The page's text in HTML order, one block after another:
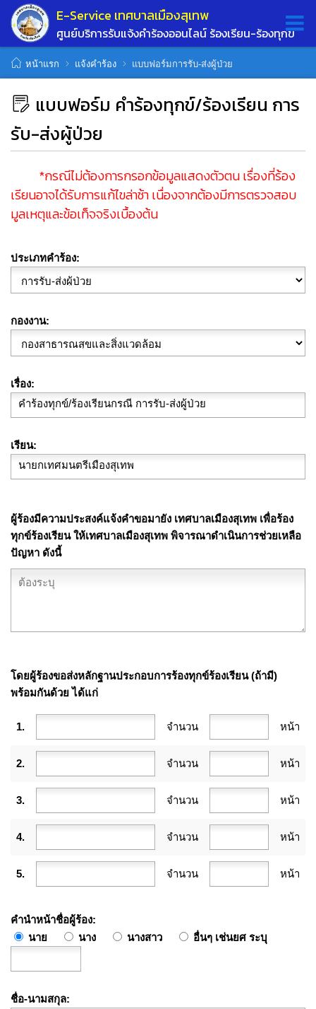
E-Service เทศบาลเมืองสุเทพ
ศูนย์บริการรับแจ้งคำร้องออนไลน์ ร้องเรียน-ร้องทุกข์
หน้าแรก แจ้งคำร้อง แบบฟอร์มการรับ-ส่งผู้ป่วย
แบบฟอร์ม คำร้องทุกข์/ร้องเรียน การ
รับ-ส่งผู้ป่วย
*กรณีไม่ต้องการกรอกข้อมูลแสดงตัวตน เรื่องที่ร้อง
เรียนอาจได้รับการแก้ไขล่าช้า เนื่องจากต้องมีการตรวจสอบ
มูลเหตุและข้อเท็จจริงเบื้องต้น
ประเภทคำร้อง
กองงาน
เรื่อง
เรียน
ผู้ร้องมีความประสงค์แจ้งคำขอมายัง เทศบาลเมืองสุเทพ เพื่อร้อง
ทุกข์ร้องเรียน ให้เทศบาลเมืองสุเทพ พิจารณาดำเนินการช่วยเหลือ
ปัญหา ดังนี้
โดยผู้ร้องขอส่งหลักฐานประกอบการร้องทุกข์ร้องเรียน (ถ้ามี)
พร้อมกันด้วย ได้แก่
1. จำนวน หน้า
2. จำนวน หน้า
3. จำนวน หน้า
4. จำนวน หน้า
5. จำนวน หน้า
คำนำหน้าชื่อผู้ร้อง
นาย
นาง นางสาว อื่นๆ เช่นยศ ระบุ
ชื่อ-นามสกุล